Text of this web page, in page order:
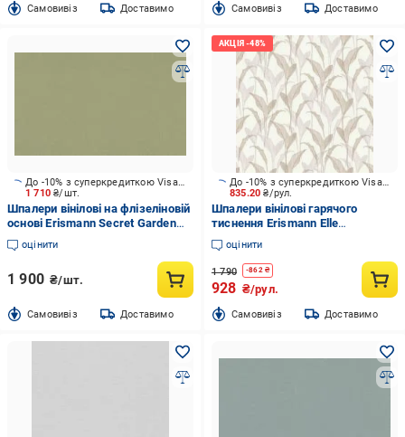
Cамовивіз Доставимо Cамовивіз Доставимо
1 710₴/шт.
До -10% з суперкредиткою Visa Вигода
Шпалери вінілові на флізеліновій
основі Erismann Secret Garden
12242-07 1,06x10,05 м
оцінити
1 900 ₴/шт.
Cамовивіз Доставимо
835.20₴/рул.
До -10% з суперкредиткою Visa Вигода
Шпалери вінілові гарячого
тиснення Erismann Elle
Decoration 2 12117-02 1,06x10,05
м
оцінити
1 790 -862₴
928 ₴/рул.
Cамовивіз Доставимо